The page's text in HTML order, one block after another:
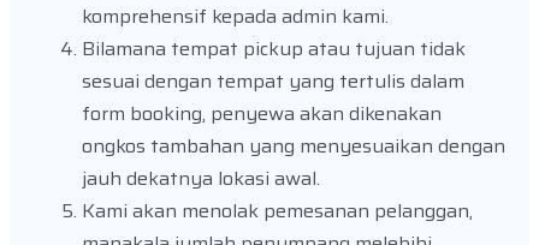
komprehensif kepada admin kami.
Bilamana tempat pickup atau tujuan tidak
sesuai dengan tempat yang tertulis dalam
form booking, penyewa akan dikenakan
ongkos tambahan yang menyesuaikan dengan
jauh dekatnya lokasi awal.
Kami akan menolak pemesanan pelanggan,